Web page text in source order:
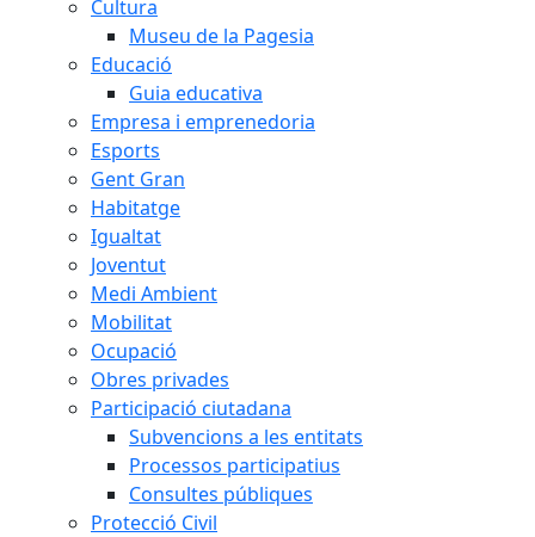
Cultura
Museu de la Pagesia
Educació
Guia educativa
Empresa i emprenedoria
Esports
Gent Gran
Habitatge
Igualtat
Joventut
Medi Ambient
Mobilitat
Ocupació
Obres privades
Participació ciutadana
Subvencions a les entitats
Processos participatius
Consultes públiques
Protecció Civil